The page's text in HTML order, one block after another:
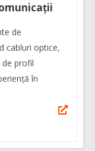
de
cabluri optice,
profil
în